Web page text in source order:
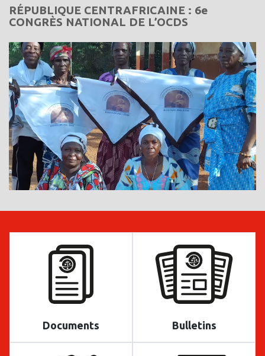
RÉPUBLIQUE CENTRAFRICAINE : 6e
CONGRÈS NATIONAL DE L’OCDS
Documents Bulletins